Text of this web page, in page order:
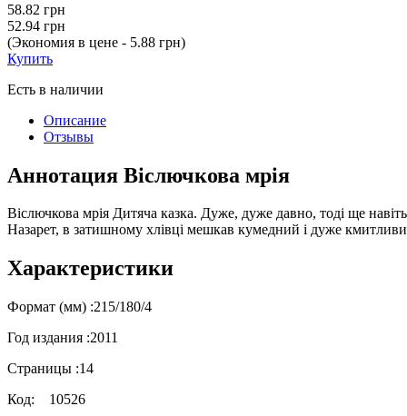
58.82 грн
52.94 грн
(Экономия в цене - 5.88 грн)
Купить
Есть в наличии
Описание
Отзывы
Аннотация Віслючкова мрія
Віслючкова мрія Дитяча казка. Дуже, дуже давно, тоді ще
Назарет, в затишному хлівці мешкав кумедний і дуже
Характеристики
Формат (мм) :215/180/4
Год издания :2011
Страницы :14
Код: 10526